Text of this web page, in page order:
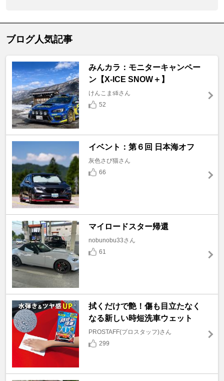
ブログ人気記事
みんカラ：モニターキャンペー
ン【X-ICE SNOW＋】
けんこまstiさん
52
イベント：第６回 日本海オフ
灰色さび猫さん
66
マイロードスター帰還
nobunobu33さん
61
拭くだけで艶！傷も目立たなく
なる新しい時短洗車ウェット
PROSTAFF(プロスタッフ)さん
299